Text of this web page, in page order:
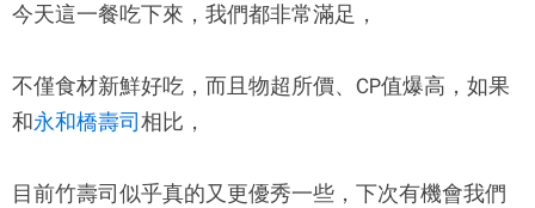
今天這一餐吃下來，我們都非常滿足，
不僅食材新鮮好吃，而且物超所價、CP值爆高，如果
和永和橋壽司相比，
目前竹壽司似乎真的又更優秀一些，下次有機會我們